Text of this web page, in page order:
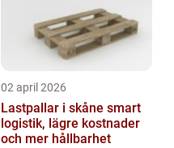
02 april 2026
Lastpallar i skåne smart
logistik, lägre kostnader
och mer hållbarhet